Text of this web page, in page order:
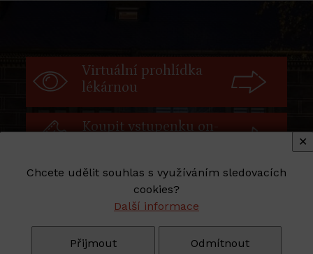
Virtuální prohlídka
lékárnou
Koupit vstupenku on-
Info před první
návštěvou
Otevírací doba
Chcete udělit souhlas s využíváním sledovacích
cookies?
Další informace
Přijmout Odmítnout
✕